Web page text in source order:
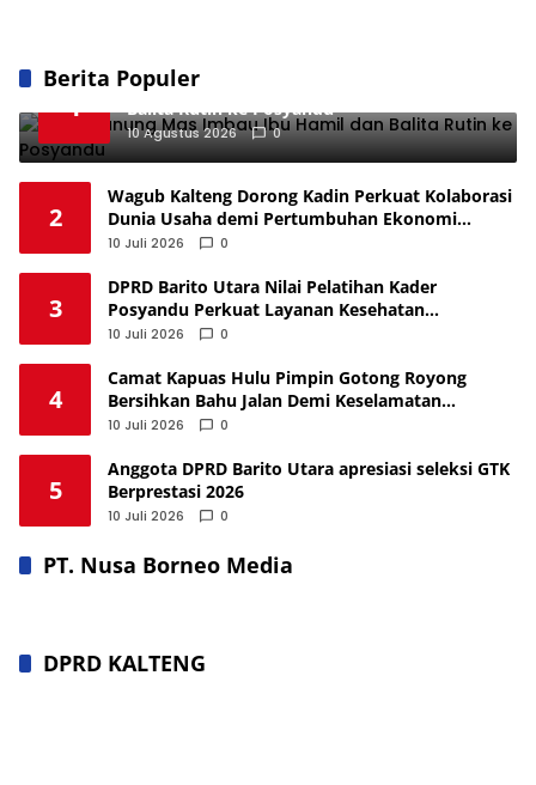
Berita Populer
1
DPRD Gunung Mas Imbau Ibu Hamil dan
Balita Rutin ke Posyandu
10 Agustus 2026 0
2
Wagub Kalteng Dorong Kadin Perkuat Kolaborasi
Dunia Usaha demi Pertumbuhan Ekonomi
Berkelanjutan
10 Juli 2026 0
3
DPRD Barito Utara Nilai Pelatihan Kader
Posyandu Perkuat Layanan Kesehatan
Masyarakat
10 Juli 2026 0
4
Camat Kapuas Hulu Pimpin Gotong Royong
Bersihkan Bahu Jalan Demi Keselamatan
Pengendara
10 Juli 2026 0
5
Anggota DPRD Barito Utara apresiasi seleksi GTK
Berprestasi 2026
10 Juli 2026 0
PT. Nusa Borneo Media
DPRD KALTENG